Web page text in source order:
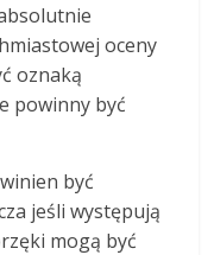
oceny
oznaką
powinny być
być
jeśli występują
mogą być